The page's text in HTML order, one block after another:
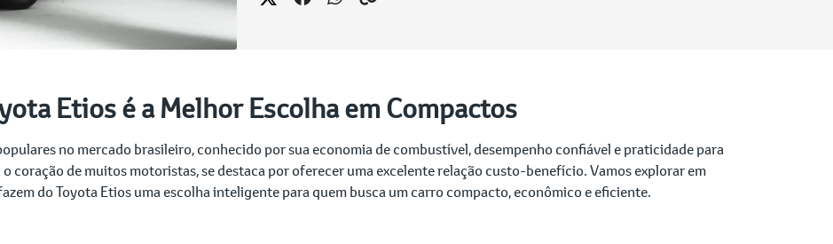
Etios é a Melhor Escolha em Compactos
no mercado brasileiro, conhecido por sua economia de combustível, desempenho confiável e praticidade para
coração de muitos motoristas, se destaca por oferecer uma excelente relação custo-benefício. Vamos explorar em
do Toyota Etios uma escolha inteligente para quem busca um carro compacto, econômico e eficiente.